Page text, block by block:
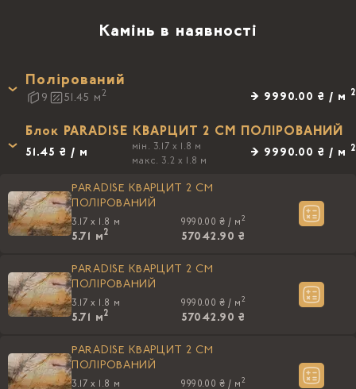
Камінь в наявності
Полірований
9 51.45 м2 → 9990.00 ₴ / м 2
Блок PARADISE КВАРЦИТ 2 CM ПОЛIРОВАНИЙ
51.45 ₴ / м
мін. 3.17 x 1.8 м
макс. 3.2 x 1.8 м
→ 9990.00 ₴ / м 2
PARADISE КВАРЦИТ 2 CM
ПОЛIРОВАНИЙ
3.17 x 1.8 м
5.71 м2
9990.00 ₴ / м 2
57042.90 ₴
PARADISE КВАРЦИТ 2 CM
ПОЛIРОВАНИЙ
3.17 x 1.8 м
5.71 м2
9990.00 ₴ / м 2
57042.90 ₴
PARADISE КВАРЦИТ 2 CM
ПОЛIРОВАНИЙ
3.17 x 1.8 м 9990.00 ₴ / м 2